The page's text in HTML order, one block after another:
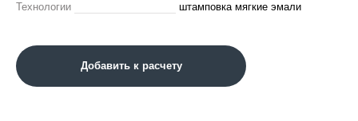
Технологии штамповка мягкие эмали
Добавить к расчету